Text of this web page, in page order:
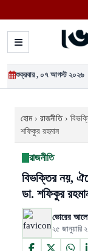
শুক্রবার , ০৭ আগস্ট ২০২৬
হোম› রাজনীতি›
শফিকুর রহমান
রাজনীতি
বিভক্তির নয়,
ডা. শফিকুর
ভোরের
২৫ জানুয়ারি